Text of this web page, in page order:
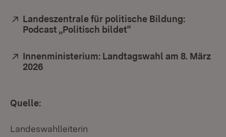
Extern:
Landeszentrale für politische Bildung:
Podcast „Politisch bildet“
Extern:
Innenministerium: Landtagswahl am 8. März
2026
Quelle:
Landeswahlleiterin